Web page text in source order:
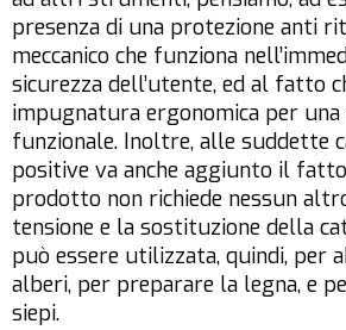
presenza di una protezione anti
meccanico che funziona
sicurezza dell’utente, ed al fatto
impugnatura ergonomica per una
funzionale. Inoltre, alle suddette
positive va anche aggiunto il
prodotto non richiede nessun
tensione e la sostituzione della
può essere utilizzata, quindi, per
alberi, per preparare la legna, e
siepi.